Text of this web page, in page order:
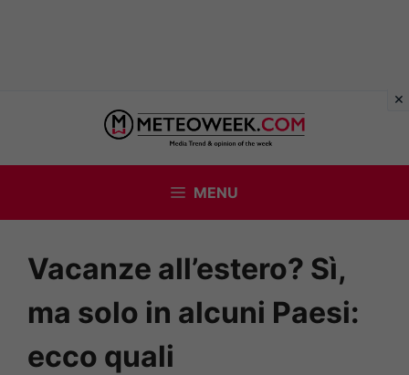
contenuto
MENU
Vacanze all’estero? Sì,
ma solo in alcuni Paesi:
ecco quali